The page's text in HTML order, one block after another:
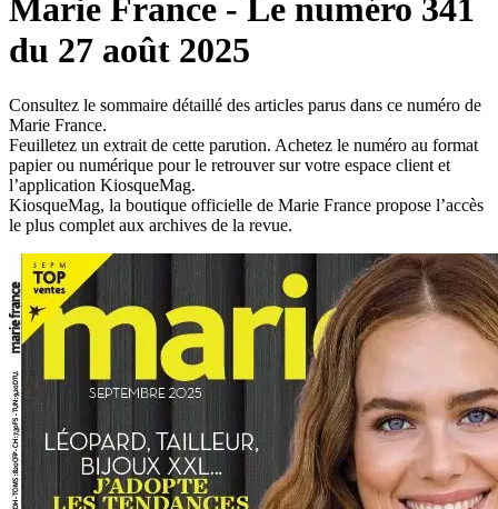
Marie France - Le numéro 341
du 27 août 2025
Consultez le sommaire détaillé des articles parus dans ce numéro de
Marie France.
Feuilletez un extrait de cette parution. Achetez le numéro au format
papier ou numérique pour le retrouver sur votre espace client et
l’application KiosqueMag.
KiosqueMag, la boutique officielle de Marie France propose l’accès
le plus complet aux archives de la revue.